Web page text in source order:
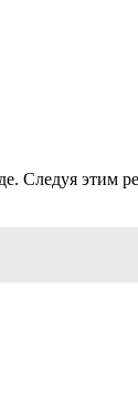
Следуя этим